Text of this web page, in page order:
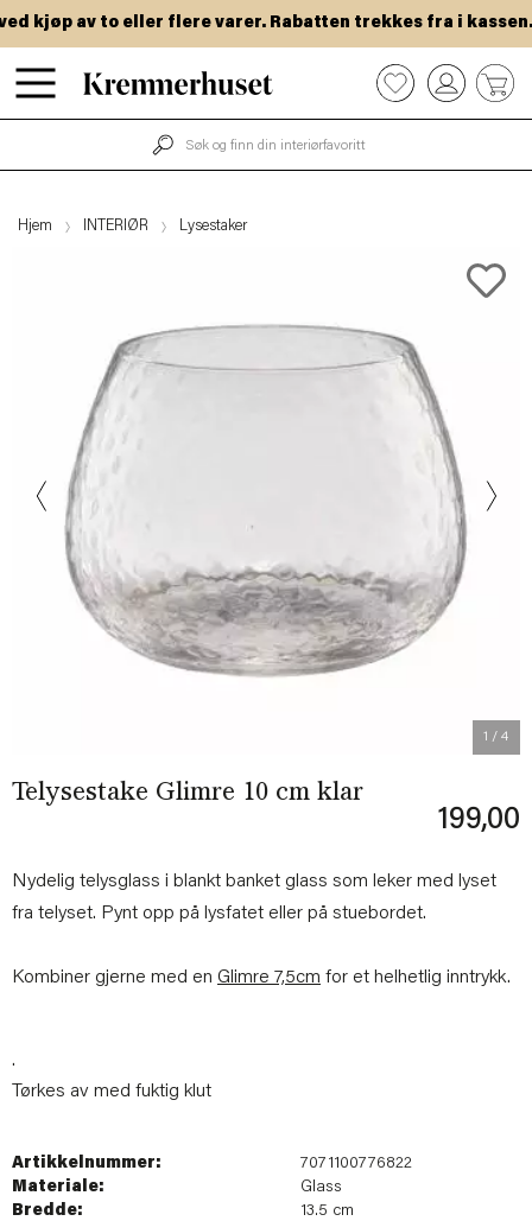
Hopp
til
kjøp av to eller flere varer. Rabatten trekkes fra i kassen.
0
Hjem INTERIØR Lysestaker
1 / 4
Previous
Telysestake Glimre 10 cm klar
199,00
Nydelig telysglass i blankt banket glass som leker med lyset
fra telyset. Pynt opp på lysfatet eller på stuebordet.
Kombiner gjerne med en Glimre 7,5cm for et helhetlig inntrykk.
.
Tørkes av med fuktig klut
Artikkelnummer:
7071100776822
Materiale:
Glass
Bredde:
13.5 cm